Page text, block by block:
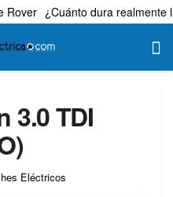
Rover ¿Cuánto dura realmente
3.0 TDI
Eléctricos